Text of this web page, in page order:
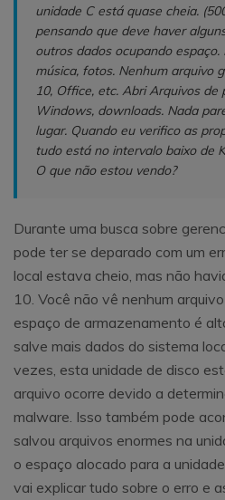
unidade C está quase cheia.
pensando que deve haver
outros dados ocupando espaço.
música, fotos. Nenhum arquivo
10, Office, etc. Abri Arquivos de
Windows, downloads. Nada
lugar. Quando eu verifico as
tudo está no intervalo baixo de
O que não estou vendo?
Durante uma busca sobre
pode ter se deparado com um
local estava cheio, mas não
10. Você não vê nenhum
espaço de armazenamento é
salve mais dados do sistema
vezes, esta unidade de disco
arquivo ocorre devido a
malware. Isso também pode
salvou arquivos enormes na
o espaço alocado para a
vai explicar tudo sobre o erro e